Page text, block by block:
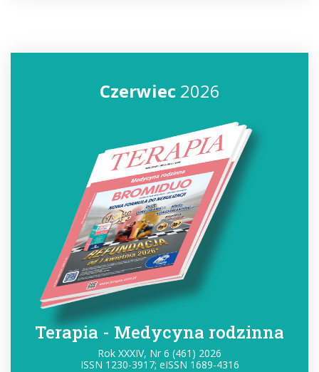
Czerwiec2026
Terapia - Medycyna rodzinna
Rok XXXIV, Nr 6 (461) 2026
ISSN 1230-3917; eISSN 1689-4316